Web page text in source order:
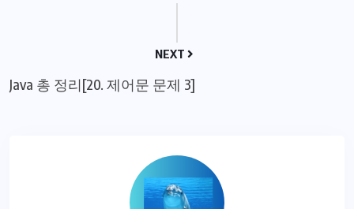
NEXT
Java 총 정리[20. 제어문 문제 3]